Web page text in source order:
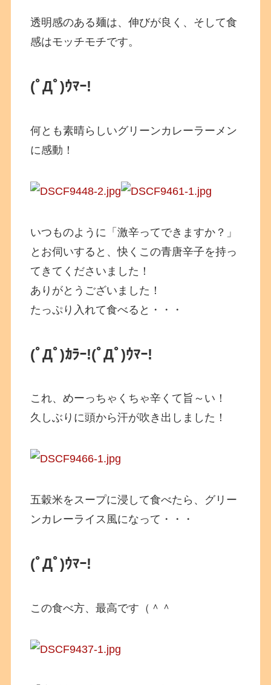
透明感のある麺は、伸びが良く、そして食
感はモッチモチです。
(ﾟДﾟ)ｳﾏｰ!
何とも素晴らしいグリーンカレーラーメン
に感動！
いつものように「激辛ってできますか？」
とお伺いすると、快くこの青唐辛子を持っ
てきてくださいました！
ありがとうございました！
たっぷり入れて食べると・・・
(ﾟДﾟ)ｶﾗｰ!(ﾟДﾟ)ｳﾏｰ!
これ、めーっちゃくちゃ辛くて旨～い！
久しぶりに頭から汗が吹き出しました！
五穀米をスープに浸して食べたら、グリー
ンカレーライス風になって・・・
(ﾟДﾟ)ｳﾏｰ!
この食べ方、最高です（＾＾